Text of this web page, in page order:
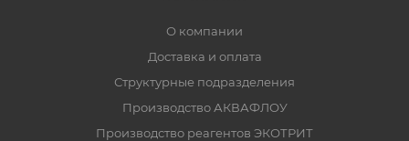
О компании
Доставка и оплата
Структурные подразделения
Производство АКВАФЛОУ
Производство реагентов ЭКОТРИТ